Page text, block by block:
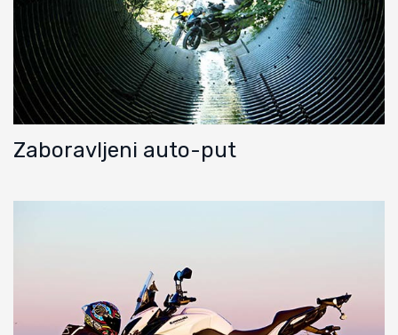
Zaboravljeni auto-put